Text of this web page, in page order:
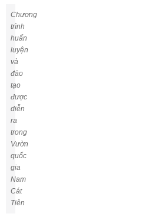
Chương
trình
huấn
luyện
và
đào
tạo
được
diễn
ra
trong
Vườn
quốc
gia
Nam
Cát
Tiên